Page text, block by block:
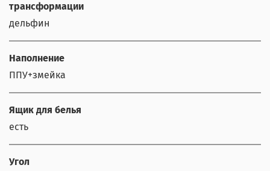
трансформации
дельфин
Наполнение
ППУ+змейка
Ящик для белья
есть
Угол